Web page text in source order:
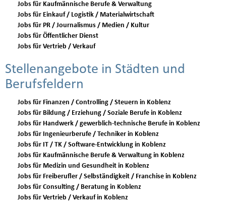
Jobs für Kaufmännische Berufe & Verwaltung
Jobs für Einkauf / Logistik / Materialwirtschaft
Jobs für PR / Journalismus / Medien / Kultur
Jobs für Öffentlicher Dienst
Jobs für Vertrieb / Verkauf
Stellenangebote in Städten und
Berufsfeldern
Jobs für Finanzen / Controlling / Steuern in Koblenz
Jobs für Bildung / Erziehung / Soziale Berufe in Koblenz
Jobs für Handwerk / gewerblich-technische Berufe in Koblenz
Jobs für Ingenieurberufe / Techniker in Koblenz
Jobs für IT / TK / Software-Entwicklung in Koblenz
Jobs für Kaufmännische Berufe & Verwaltung in Koblenz
Jobs für Medizin und Gesundheit in Koblenz
Jobs für Freiberufler / Selbständigkeit / Franchise in Koblenz
Jobs für Consulting / Beratung in Koblenz
Jobs für Vertrieb / Verkauf in Koblenz